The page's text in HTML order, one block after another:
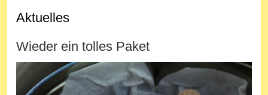
Aktuelles
Wieder ein tolles Paket